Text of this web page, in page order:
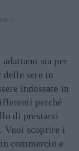
sia per
delle sere in
indossate in
perché
di prestarsi
Vuoi scoprire i
commercio e